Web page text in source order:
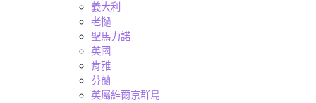
義大利
老撾
聖馬力諾
英國
肯雅
芬蘭
英屬維爾京群島